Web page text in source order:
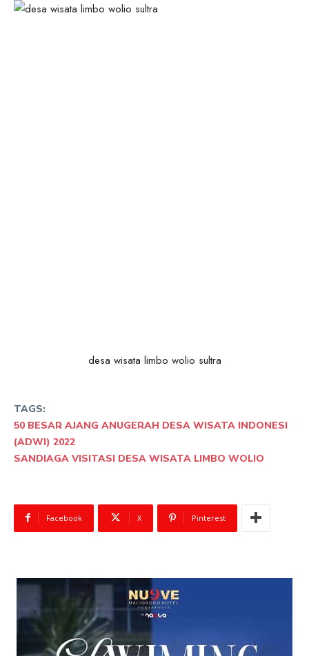
desa wisata limbo wolio sultra
TAGS:
50 BESAR AJANG ANUGERAH DESA WISATA INDONESI
(ADWI) 2022
SANDIAGA VISITASI DESA WISATA LIMBO WOLIO
Facebook X Pinterest